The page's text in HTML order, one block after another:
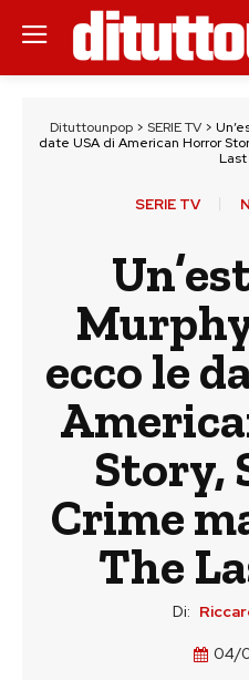
Dituttounpop > SERIE TV >
date USA di American Horror
Last
SERIE TV
ecco le
Story,
Crime
The
Di:
04/